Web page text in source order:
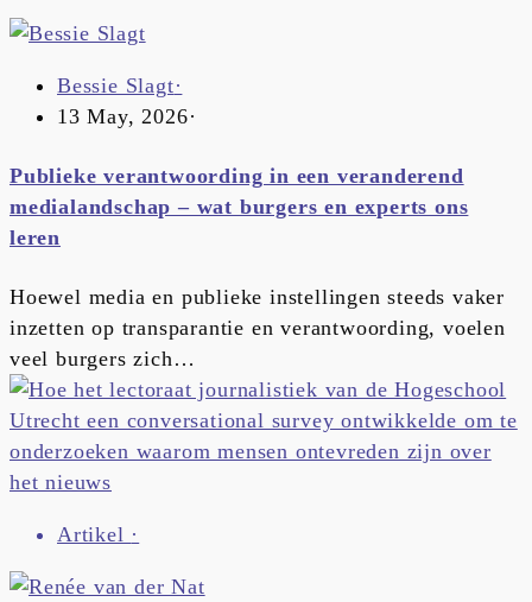
Bessie Slagt·
13 May, 2026·
Publieke verantwoording in een veranderend
medialandschap – wat burgers en experts ons
leren
Hoewel media en publieke instellingen steeds vaker
inzetten op transparantie en verantwoording, voelen
veel burgers zich…
Artikel ·